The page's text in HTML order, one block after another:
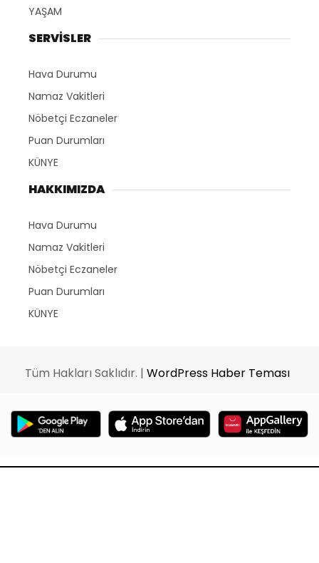
YAŞAM
SERVİSLER
Hava Durumu
Namaz Vakitleri
Nöbetçi Eczaneler
Puan Durumları
KÜNYE
HAKKIMIZDA
Hava Durumu
Namaz Vakitleri
Nöbetçi Eczaneler
Puan Durumları
KÜNYE
Tüm Hakları Saklıdır. | WordPress Haber Teması